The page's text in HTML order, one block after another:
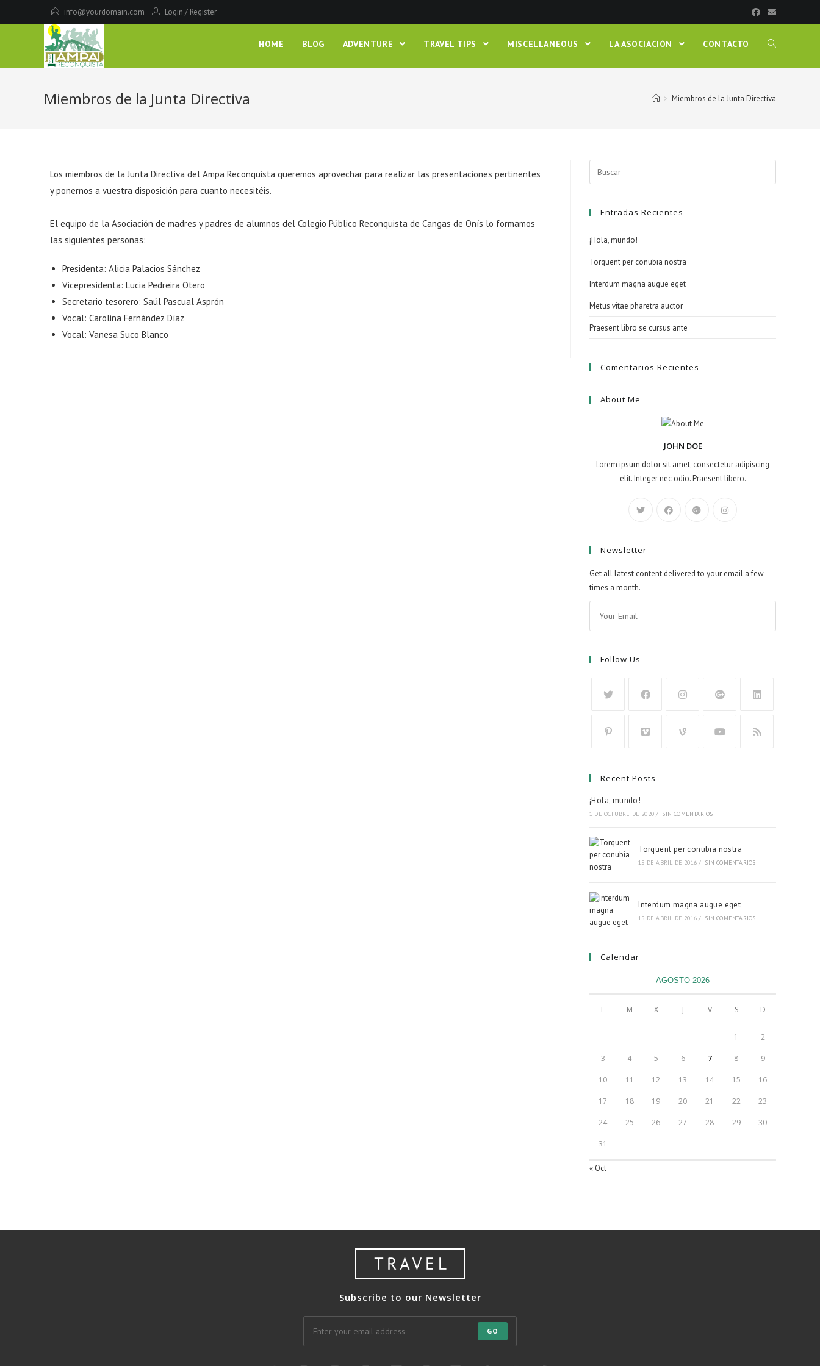
info@yourdomain.com Login / Register
HOME BLOG ADVENTURE TRAVEL TIPS MISCELLANEOUS LA ASOCIACIÓN CONTACTO
Miembros de la Junta Directiva > Miembros de la Junta Directiva
Los miembros de la Junta Directiva del Ampa Reconquista queremos aprovechar para realizar las presentaciones pertinentes
y ponernos a vuestra disposición para cuanto necesitéis.
El equipo de la Asociación de madres y padres de alumnos del Colegio Público Reconquista de Cangas de Onís lo formamos
las siguientes personas:
Presidenta: Alicia Palacios Sánchez
Vicepresidenta: Lucia Pedreira Otero
Secretario tesorero: Saúl Pascual Asprón
Vocal: Carolina Fernández Díaz
Vocal: Vanesa Suco Blanco
Entradas Recientes
¡Hola, mundo!
Torquent per conubia nostra
Interdum magna augue eget
Metus vitae pharetra auctor
Praesent libro se cursus ante
Comentarios Recientes
About Me
JOHN DOE
Lorem ipsum dolor sit amet, consectetur adipiscing
elit. Integer nec odio. Praesent libero.
Newsletter
Get all latest content delivered to your email a few
times a month.
Follow Us
Recent Posts
¡Hola, mundo!
1 DE OCTUBRE DE 2020 / SIN COMENTARIOS
Torquent per conubia nostra
15 DE ABRIL DE 2016 / SIN COMENTARIOS
Interdum magna augue eget
15 DE ABRIL DE 2016 / SIN COMENTARIOS
Calendar
AGOSTO 2026
L M X J V S D
1 2
3 4 5 6 7 8 9
10 11 12 13 14 15 16
17 18 19 20 21 22 23
24 25 26 27 28 29 30
31
« Oct
Subscribe to our Newsletter
GO